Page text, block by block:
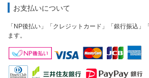
お支払いについて
「NP後払い」「クレジットカード」「銀行振込」
ます。